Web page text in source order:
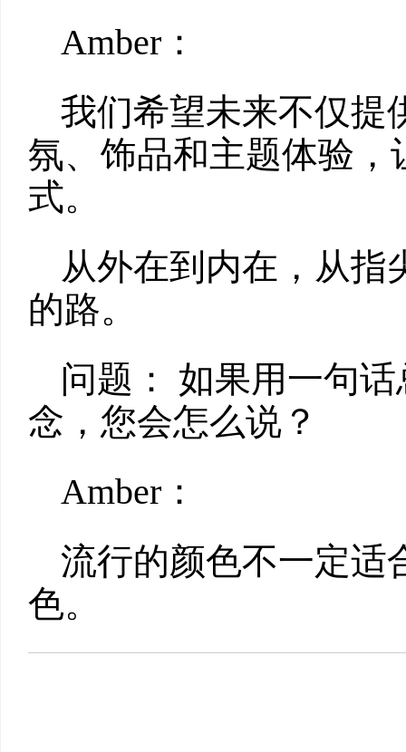
Amber：
我们希望未来不仅提
氛、饰品和主题体验
式。
从外在到内在，从指
的路。
问题： 如果用一句话
念，您会怎么说？
Amber：
流行的颜色不一定适
色。